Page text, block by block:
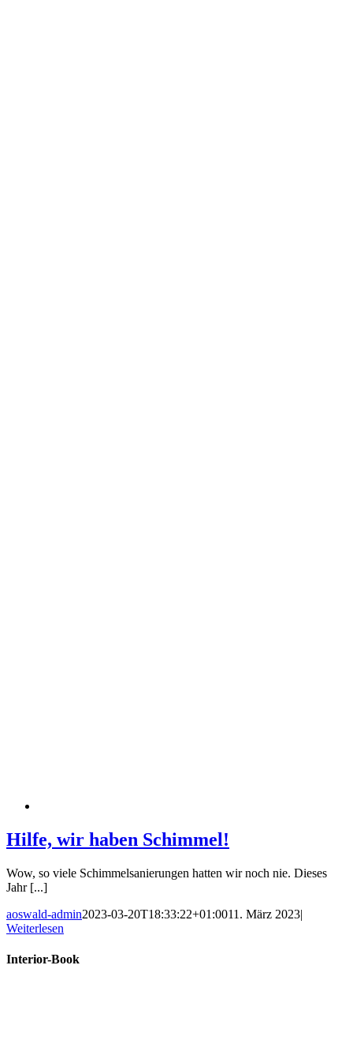
Hilfe, wir haben Schimmel!
Wow, so viele Schimmelsanierungen hatten wir noch nie. Dieses
Jahr [...]
aoswald-admin2023-03-20T18:33:22+01:0011. März 2023|
Weiterlesen
Interior-Book